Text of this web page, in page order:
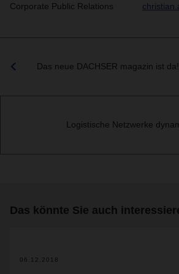
Corporate Public Relations
Das neue DACHSER magazin ist da!
Logistische Netzwerke
Das könnte Sie auch
06.12.2018